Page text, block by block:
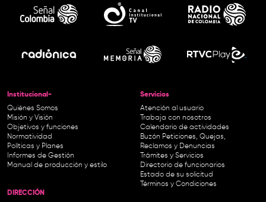
Institucional-
Quiénes Somos
Misión y Visión
Objetivos y funciones
Normatividad
Políticas y Planes
Informes de Gestión
Manual de producción y estilo
Servicios
Atención al usuario
Trabaja con nosotros
Calendario de actividades
Buzón Peticiones, Quejas,
Reclamos y Denuncias
Trámites y Servicios
Directorio de funcionarios
Estado de su solicitud
Términos y Condiciones
DIRECCIÓN